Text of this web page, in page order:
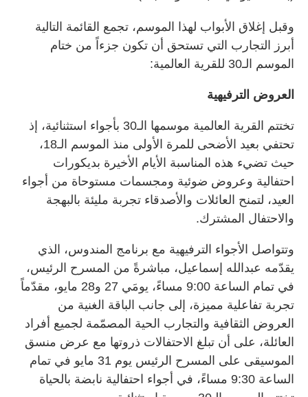
وقبل إغلاق الأبواب لهذا الموسم، تجمع القائمة التالية
أبرز التجارب التي تستحق أن تكون جزءاً من ختام
الموسم الـ30 للقرية العالمية:
العروض الترفيهية
تختتم القرية العالمية موسمها الـ30 بأجواء استثنائية، إذ
تحتفي بعيد الأضحى للمرة الأولى منذ الموسم الـ18،
حيث تضيء هذه المناسبة الأيام الأخيرة بديكورات
احتفالية وعروض ضوئية ومجسمات مستوحاة من أجواء
العيد، لتمنح العائلات والأصدقاء تجربة مليئة بالبهجة
والاحتفال المشترك.
وتتواصل الأجواء الترفيهية مع برنامج المندوس، الذي
يقدّمه عبدالله إسماعيل، مباشرةً من المسرح الرئيس،
في تمام الساعة 9:00 مساءً، يومَي 27 و28 مايو، مقدّماً
تجربة تفاعلية مميزة، إلى جانب الباقة الغنية من
العروض الثقافية والتجارب الحية المصمّمة لجميع أفراد
العائلة، على أن تبلغ الاحتفالات ذروتها مع عرض منسق
الموسيقى على المسرح الرئيس يوم 31 مايو في تمام
الساعة 9:30 مساءً، في أجواء احتفالية نابضة بالحياة